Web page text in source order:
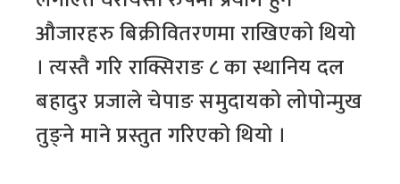
औजारहरु बिक्रीवितरणमा राखिएको थियो
। त्यस्तै गरि राक्सिराङ ८ का स्थानिय दल
बहादुर प्रजाले चेपाङ समुदायको लोपोन्मुख
तुङ्ने माने प्रस्तुत गरिएको थियो ।